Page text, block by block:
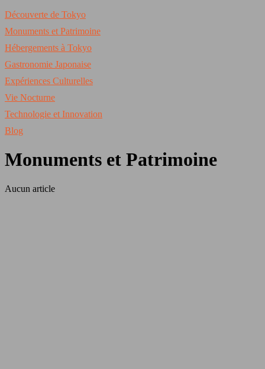
Découverte de Tokyo
Monuments et Patrimoine
Hébergements à Tokyo
Gastronomie Japonaise
Expériences Culturelles
Vie Nocturne
Technologie et Innovation
Blog
Monuments et Patrimoine
Aucun article